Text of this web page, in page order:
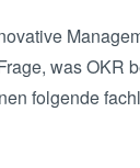
was OKR
folgende